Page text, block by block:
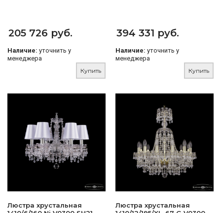
205 726 руб.
Наличие: уточнить у
менеджера
Купить
394 331 руб.
Наличие: уточнить у
менеджера
Купить
Люстра хрустальная
Люстра хрустальная